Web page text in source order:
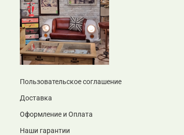
Пользовательское соглашение
Доставка
Оформление и Оплата
Наши гарантии